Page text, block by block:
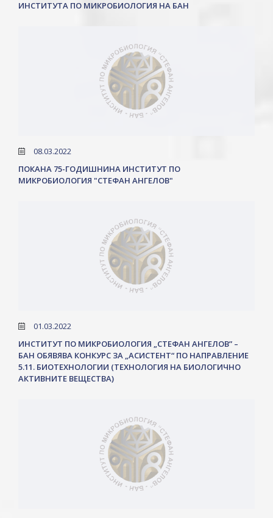
ИНСТИТУТА ПО МИКРОБИОЛОГИЯ НА БАН
08.03.2022
ПОКАНА 75-ГОДИШНИНА ИНСТИТУТ ПО
МИКРОБИОЛОГИЯ "СТЕФАН АНГЕЛОВ"
01.03.2022
ИНСТИТУТ ПО МИКРОБИОЛОГИЯ „СТЕФАН АНГЕЛОВ” –
БАН ОБЯВЯВА КОНКУРС ЗА „АСИСТЕНТ“ ПО НАПРАВЛЕНИЕ
5.11. БИОТЕХНОЛОГИИ (ТЕХНОЛОГИЯ НА БИОЛОГИЧНО
АКТИВНИТЕ ВЕЩЕСТВА)